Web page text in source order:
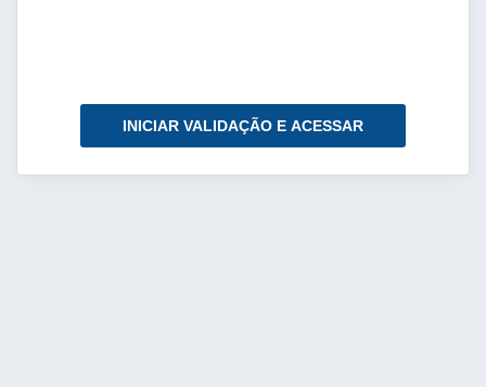
INICIAR VALIDAÇÃO E ACESSAR